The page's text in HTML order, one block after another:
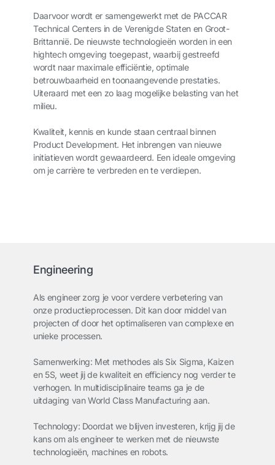
Daarvoor wordt er samengewerkt met de PACCAR
Technical Centers in de Verenigde Staten en Groot-
Brittannië. De nieuwste technologieën worden in een
hightech omgeving toegepast, waarbij gestreefd
wordt naar maximale efficiëntie, optimale
betrouwbaarheid en toonaangevende prestaties.
Uiteraard met een zo laag mogelijke belasting van het
milieu.
Kwaliteit, kennis en kunde staan centraal binnen
Product Development. Het inbrengen van nieuwe
initiatieven wordt gewaardeerd. Een ideale omgeving
om je carrière te verbreden en te verdiepen.
Engineering
Als engineer zorg je voor verdere verbetering van
onze productieprocessen. Dit kan door middel van
projecten of door het optimaliseren van complexe en
unieke processen.
Samenwerking: Met methodes als Six Sigma, Kaizen
en 5S, weet jij de kwaliteit en efficiency nog verder te
verhogen. In multidisciplinaire teams ga je de
uitdaging van World Class Manufacturing aan.
Technology: Doordat we blijven investeren, krijg jij de
kans om als engineer te werken met de nieuwste
technologieën, machines en robots.